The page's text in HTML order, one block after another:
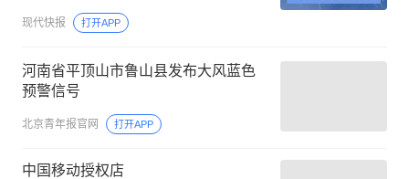
现代快报 打开APP
河南省平顶山市鲁山县发布大风蓝色
预警信号
北京青年报官网 打开APP
中国移动授权店